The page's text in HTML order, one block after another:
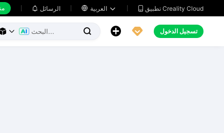
 الرسائل    تطبيق Creality Cloud
    تسجيل الدخول